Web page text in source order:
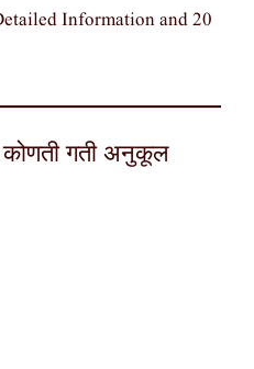
Information and 20
कोणती गती अनुकूल